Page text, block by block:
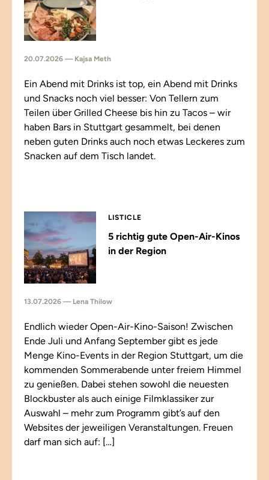
20.07.2026 — Kajsa Meth
Ein Abend mit Drinks ist top, ein Abend mit Drinks
und Snacks noch viel besser: Von Tellern zum
Teilen über Grilled Cheese bis hin zu Tacos – wir
haben Bars in Stuttgart gesammelt, bei denen
neben guten Drinks auch noch etwas Leckeres zum
Snacken auf dem Tisch landet.
LISTICLE
5 richtig gute Open-Air-Kinos
in der Region
13.07.2026 — Lena Thilow
Endlich wieder Open-Air-Kino-Saison! Zwischen
Ende Juli und Anfang September gibt es jede
Menge Kino-Events in der Region Stuttgart, um die
kommenden Sommerabende unter freiem Himmel
zu genießen. Dabei stehen sowohl die neuesten
Blockbuster als auch einige Filmklassiker zur
Auswahl – mehr zum Programm gibt’s auf den
Websites der jeweiligen Veranstaltungen. Freuen
darf man sich auf: […]